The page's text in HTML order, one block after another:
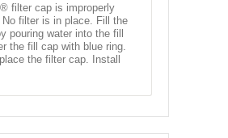
filter cap is improperly
No filter is in place. Fill the
pouring water into the fill
the fill cap with blue ring.
the filter cap. Install